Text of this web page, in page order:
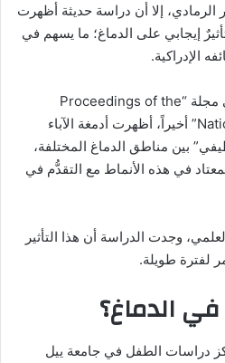
الرمادي، إلا أن دراسة حديثة أظهرت
إيجابي على الدماغ؛ ما يسهم في
الإدراكية.
ووفقاً للدراسة التي نُشرت في مجلة “Proceedings of the
National Academy of Sciences” أخيراً، أظهرت أدمغة الآباء
بين مناطق الدماغ المختلفة،
في هذه الأنماط مع التقدُّم في
وجدت الدراسة أن هذا التأثير
لفترة طويلة.
الدماغ؟
دراسات الطفل في جامعة ييل